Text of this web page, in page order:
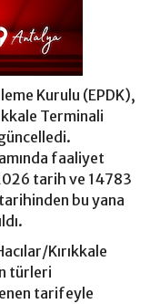
Kurulu (EPDK),
Terminali
faaliyet
tarih ve 14783
bu yana
Kırıkkale
türleri
tarifeyle